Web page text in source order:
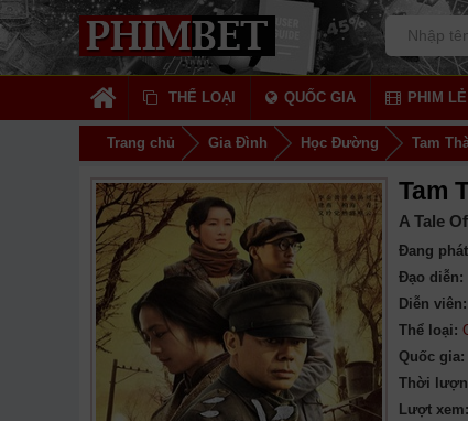
THỂ LOẠI QUỐC GIA PHIM LẺ
Trang chủ Gia Đình Học Đường Tam
Tam
A Tale
Đang
Đạo diễn:
Diễn viên:
Thể loại:
Quốc gia:
Thời
Lượt xem: